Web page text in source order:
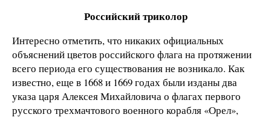
Российский триколор
Интересно отметить, что никаких официальных
объяснений цветов российского флага на протяжении
всего периода его существования не возникало. Как
известно, еще в 1668 и 1669 годах были изданы два
указа царя Алексея Михайловича о флагах первого
русского трехмачтового военного корабля «Орел»,